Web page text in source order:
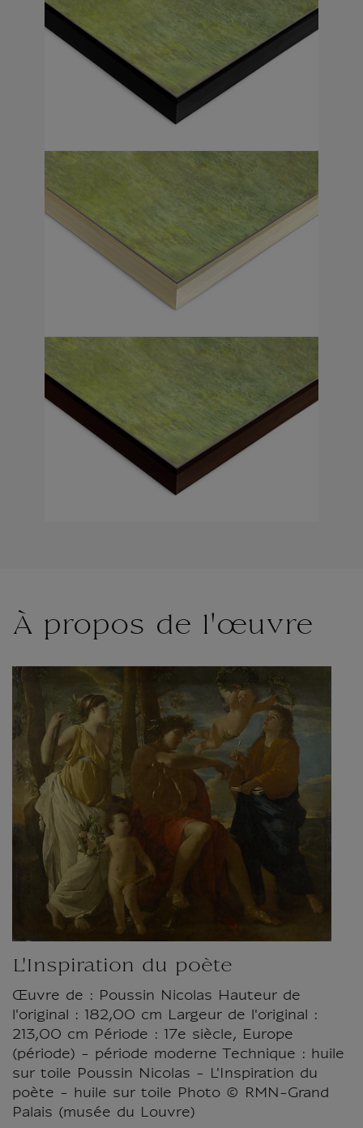
À propos de l'œuvre
L'Inspiration du poète
Œuvre de : Poussin Nicolas Hauteur de
l'original : 182,00 cm Largeur de l'original :
213,00 cm Période : 17e siècle, Europe
(période) - période moderne Technique : huile
sur toile Poussin Nicolas - L'Inspiration du
poète - huile sur toile Photo © RMN-Grand
Palais (musée du Louvre)